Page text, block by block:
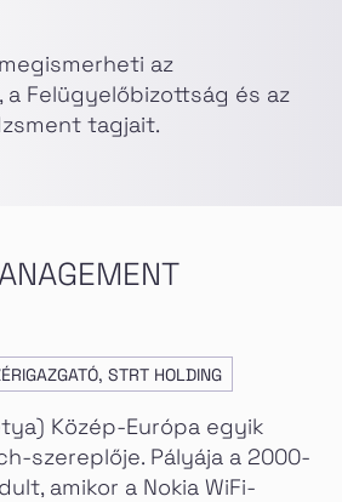
az
a Felügyelőbizottság és az
tagjait.
STRT HOLDING
Közép-Európa egyik
szereplője. Pályája a 2000-
amikor a Nokia WiFi-